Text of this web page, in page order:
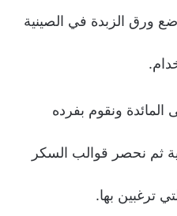
ورق الزبدة في الصينية
ونقوم بفرده
ثم نحصر قوالب السكر
ترغبين بها.